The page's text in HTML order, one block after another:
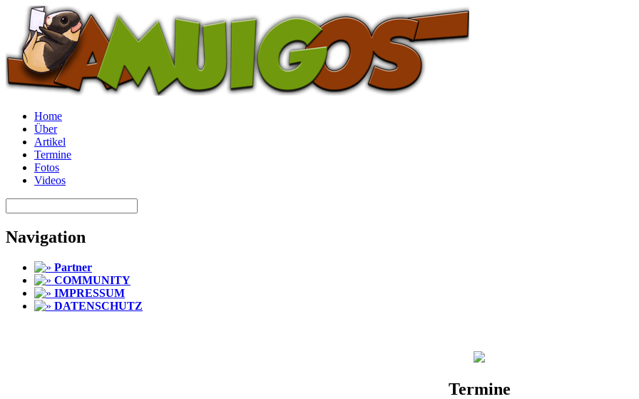
Home
Über
Artikel
Termine
Fotos
Videos
Navigation
Partner
COMMUNITY
IMPRESSUM
DATENSCHUTZ
Termine